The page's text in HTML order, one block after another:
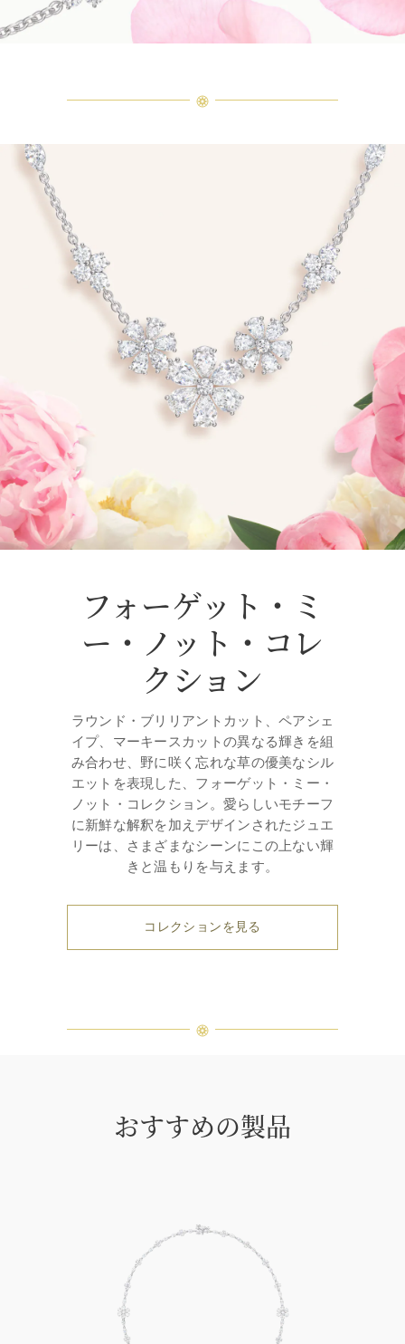
フォーゲット・ミ
ー・ノット・コレ
クション
ラウンド・ブリリアントカット、ペアシェ
イプ、マーキースカットの異なる輝きを組
み合わせ、野に咲く忘れな草の優美なシル
エットを表現した、フォーゲット・ミー・
ノット・コレクション。愛らしいモチーフ
に新鮮な解釈を加えデザインされたジュエ
リーは、さまざまなシーンにこの上ない輝
きと温もりを与えます。
コレクションを見る
おすすめの製品